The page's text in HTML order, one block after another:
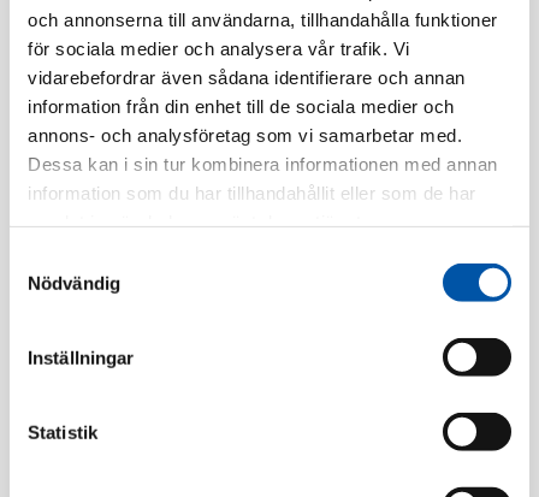
och annonserna till användarna, tillhandahålla funktioner
för sociala medier och analysera vår trafik. Vi
vidarebefordrar även sådana identifierare och annan
information från din enhet till de sociala medier och
annons- och analysföretag som vi samarbetar med.
Dessa kan i sin tur kombinera informationen med annan
information som du har tillhandahållit eller som de har
Nödvändig
Inställningar
Statistik
100m
Säljs mot offert
Artnr: 1414320
Beskrivning